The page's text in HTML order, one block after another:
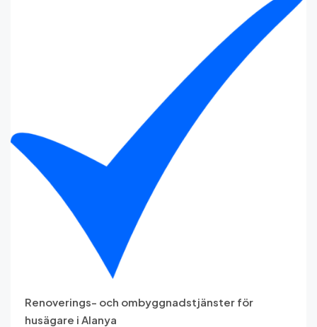
Renoverings- och ombyggnadstjänster för
husägare i Alanya